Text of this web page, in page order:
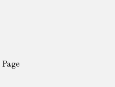
Page